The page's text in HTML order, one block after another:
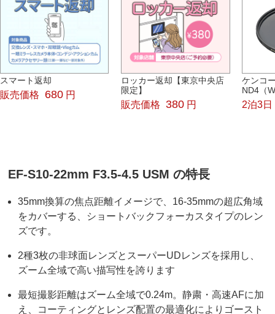
スマート返却
販売価格 680 円
ロッカー返却【東京中央店
限定】
販売価格 380 円
ケンコ
ND4（
2泊3日
EF-S10-22mm F3.5-4.5 USM の特長
35mm換算の焦点距離イメージで、16-35mmの超広角域
をカバーする、ショートバックフォーカスタイプのレン
ズです。
2種3枚の非球面レンズとスーパーUDレンズを採用し、
ズーム全域で高い描写性を誇ります
最短撮影距離はズーム全域で0.24m。静粛・高速AFに加
え、コーティングとレンズ配置の最適化によりゴースト